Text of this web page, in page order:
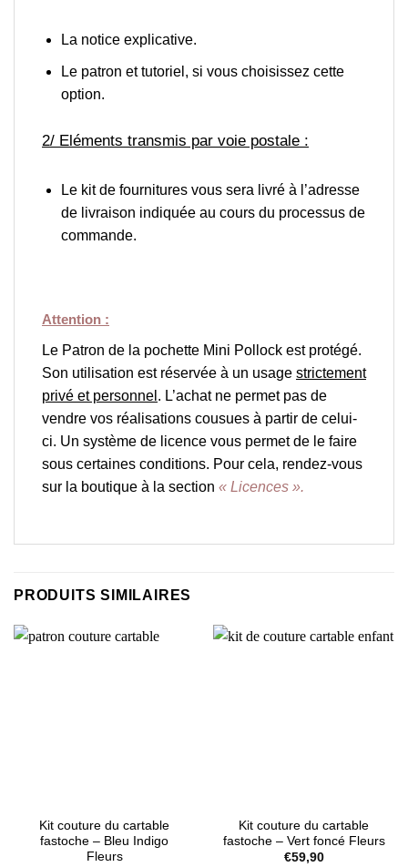
La notice explicative.
Le patron et tutoriel, si vous choisissez cette
option.
2/ Eléments transmis par voie postale :
Le kit de fournitures vous sera livré à l’adresse
de livraison indiquée au cours du processus de
commande.
Attention :
Le Patron de la pochette Mini Pollock est protégé.
Son utilisation est réservée à un usage strictement
privé et personnel . L’achat ne permet pas de
vendre vos réalisations cousues à partir de celui-
ci. Un système de licence vous permet de le faire
sous certaines conditions. Pour cela, rendez-vous
sur la boutique à la section « Licences ».
PRODUITS SIMILAIRES
Kit couture du cartable
fastoche – Bleu Indigo
Fleurs
Kit couture du cartable
fastoche – Vert foncé Fleurs
€59,90